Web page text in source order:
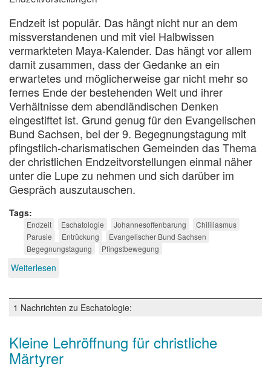
Endzeit ist populär. Das hängt nicht nur an dem
missverstandenen und mit viel Halbwissen
vermarkteten Maya-Kalender. Das hängt vor allem
damit zusammen, dass der Gedanke an ein
erwartetes und möglicherweise gar nicht mehr so
fernes Ende der bestehenden Welt und ihrer
Verhältnisse dem abendländischen Denken
eingestiftet ist. Grund genug für den Evangelischen
Bund Sachsen, bei der 9. Begegnungstagung mit
pfingstlich-charismatischen Gemeinden das Thema
der christlichen Endzeitvorstellungen einmal näher
unter die Lupe zu nehmen und sich darüber im
Gespräch auszutauschen.
Tags
Endzeit Eschatologie Johannesoffenbarung
Chililiasmus
Parusie
Entrückung
Evangelischer Bund Sachsen
Begegnungstagung
Pfingstbewegung
Weiterlesen
wird
er
1 Nachrichten zu Eschatologie:
Kleine Lehröffnung für christliche
Märtyrer